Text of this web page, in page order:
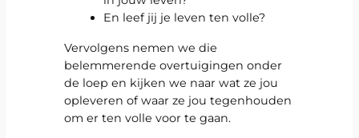
En leef jij je leven ten volle?
Vervolgens nemen we die
belemmerende overtuigingen onder
de loep en kijken we naar wat ze jou
opleveren of waar ze jou tegenhouden
om er ten volle voor te gaan.